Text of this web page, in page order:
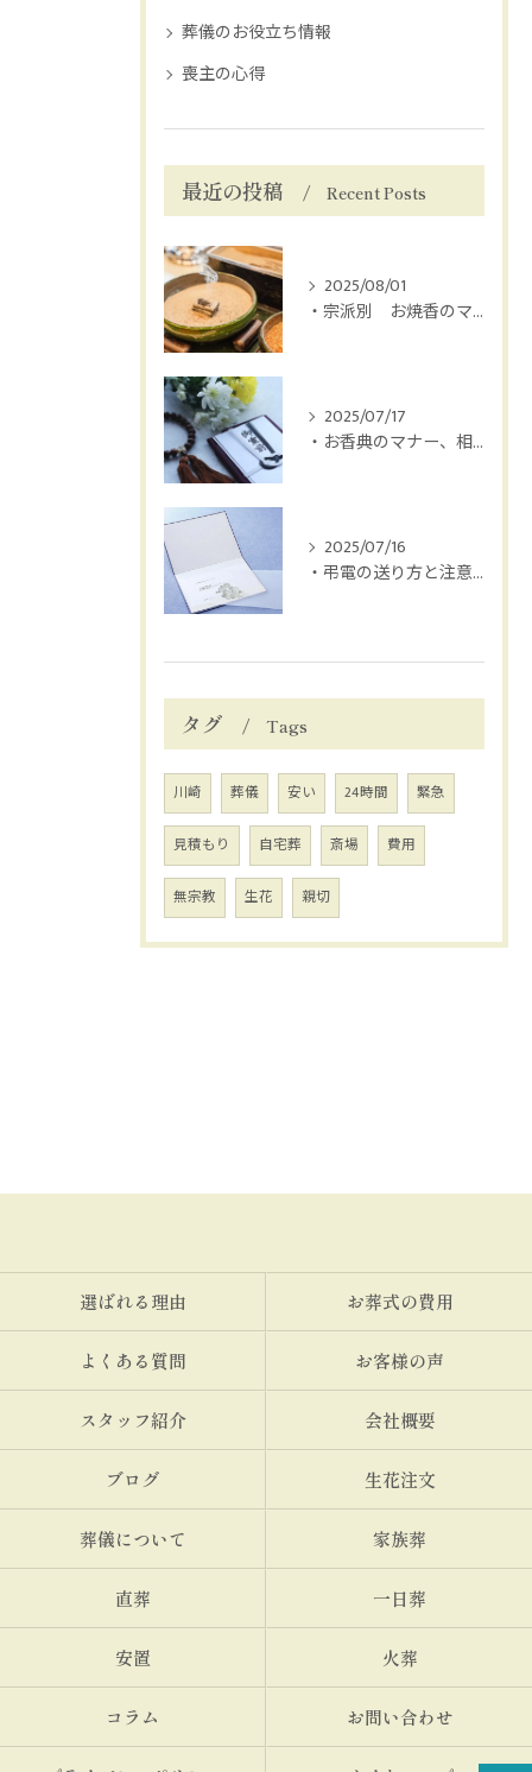
葬儀のお役立ち情報
喪主の心得
最近の投稿 Recent Posts
2025/08/01
・宗派別 お焼香のマナー
2025/07/17
・お香典のマナー、相場は？
2025/07/16
・弔電の送り方と注意点
タグ Tags
川崎 葬儀 安い 24時間 緊急
見積もり 自宅葬 斎場 費用
無宗教 生花 親切
選ばれる理由 お葬式の費用
よくある質問 お客様の声
スタッフ紹介 会社概要
ブログ 生花注文
葬儀について 家族葬
直葬 一日葬
安置 火葬
コラム お問い合わせ